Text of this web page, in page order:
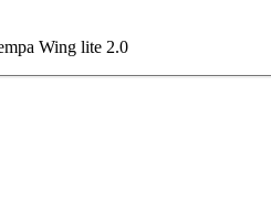
Wing lite 2.0